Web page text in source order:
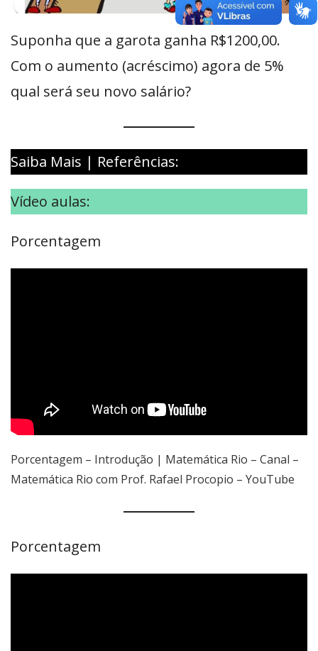
Suponha que a garota ganha R$1200,00.
Com o aumento (acréscimo) agora de 5%
qual será seu novo salário?
Saiba Mais | Referências:
Vídeo aulas:
Porcentagem
Porcentagem – Introdução | Matemática Rio – Canal –
Matemática Rio com Prof. Rafael Procopio – YouTube
Porcentagem